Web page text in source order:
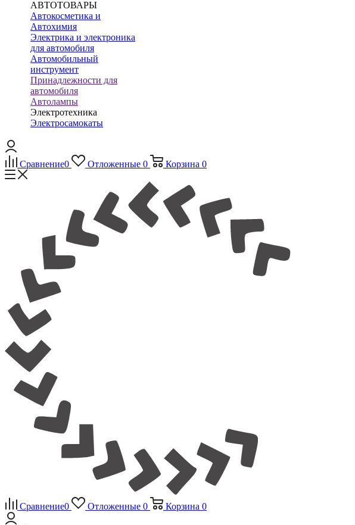
АВТОТОВАРЫ
Автокосметика и
Автохимия
Электрика и электроника
для автомобиля
Автомобильный
инструмент
Принадлежности для
автомобиля
Автолампы
Электротехника
Электросамокаты
Сравнение0 Отложенные 0 Корзина 0
Сравнение0 Отложенные 0 Корзина 0